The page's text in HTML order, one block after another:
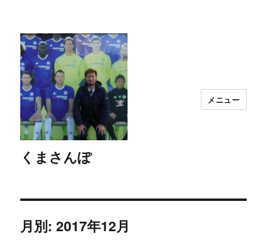
くまさんぽ
メニュー
月別: 2017年12月